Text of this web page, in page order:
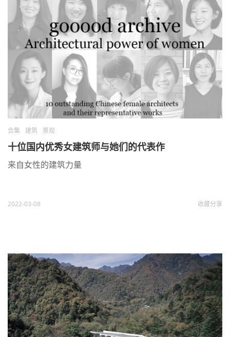
合集 建筑 景观
十位国内优秀女建筑师与她们的代表作
来自女性的建筑力量
2022-03-08 收藏分享